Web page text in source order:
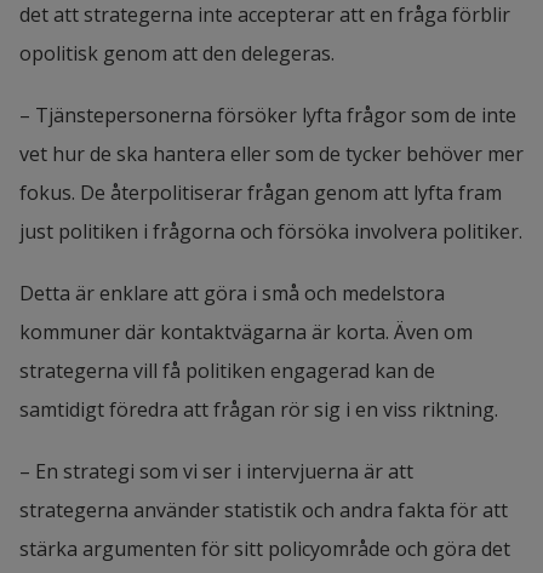
det att strategerna inte accepterar att en fråga förblir
opolitisk genom att den delegeras.
– Tjänstepersonerna försöker lyfta frågor som de inte
vet hur de ska hantera eller som de tycker behöver mer
fokus. De återpolitiserar frågan genom att lyfta fram
just politiken i frågorna och försöka involvera politiker.
Detta är enklare att göra i små och medelstora
kommuner där kontaktvägarna är korta. Även om
strategerna vill få politiken engagerad kan de
samtidigt föredra att frågan rör sig i en viss riktning.
– En strategi som vi ser i intervjuerna är att
strategerna använder statistik och andra fakta för att
stärka argumenten för sitt policyområde och göra det